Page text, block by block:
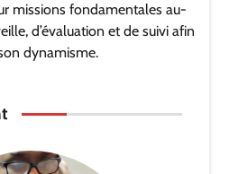
missions fondamentales au-
d’évaluation et de suivi afin
dynamisme.